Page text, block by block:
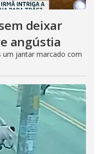
deixar
angústia
um jantar marcado com